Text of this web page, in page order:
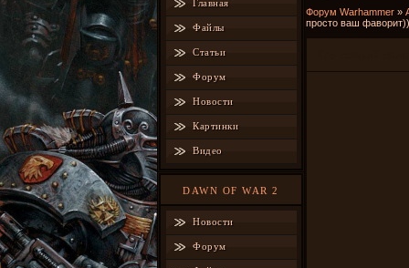
Главная
Файлы
Статьи
Форум
Новости
Картинки
Видео
DAWN OF WAR 2
Новости
Форум
Форум Warhammer »
просто ваш